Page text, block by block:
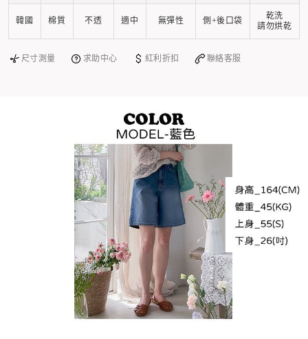
韓國 棉質 不透 適中 無彈性 側+後口袋
乾洗
請勿烘乾
尺寸測量 求助中心 紅利折扣 聯絡客服